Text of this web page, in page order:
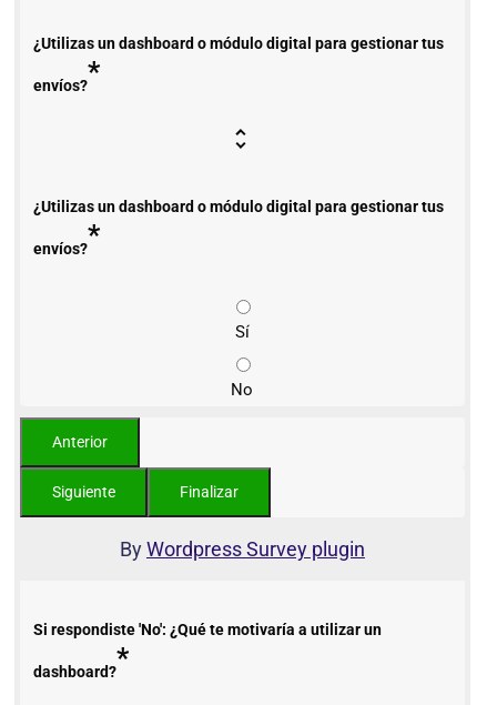
¿Utilizas un dashboard o módulo digital para gestionar tus
envíos?*
¿Utilizas un dashboard o módulo digital para gestionar tus
envíos?*
Sí
No
ByWordpress Survey plugin
Si respondiste 'No': ¿Qué te motivaría a utilizar un
dashboard?*